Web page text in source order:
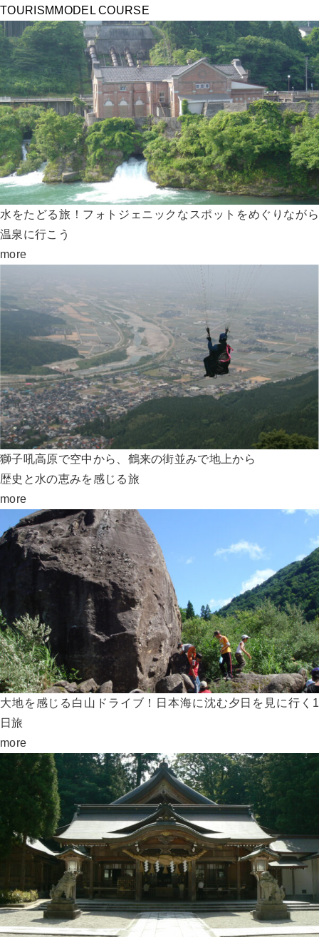
TOURISM MODEL COURSE
水をたどる旅！フォトジェニックなスポットをめぐりながら
温泉に行こう
more
獅子吼高原で空中から、鶴来の街並みで地上から
歴史と水の恵みを感じる旅
more
大地を感じる白山ドライブ！日本海に沈む夕日を見に行く1
日旅
more